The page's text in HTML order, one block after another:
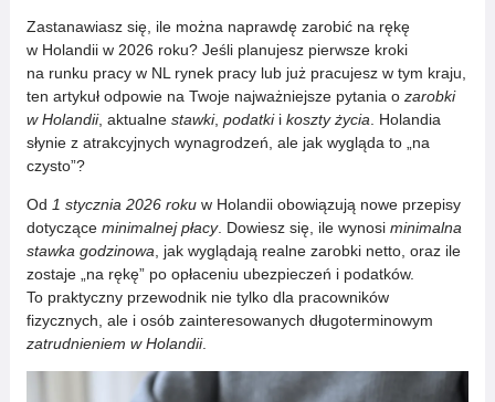
Zastanawiasz się, ile można naprawdę zarobić na rękę
w Holandii w 2026 roku? Jeśli planujesz pierwsze kroki
na runku pracy w NL rynek pracy lub już pracujesz w tym kraju,
ten artykuł odpowie na Twoje najważniejsze pytania o zarobki
w Holandii, aktualne stawki, podatkii koszty życia . Holandia
słynie z atrakcyjnych wynagrodzeń, ale jak wygląda to „na
czysto”?
Od 1 stycznia 2026 rokuw Holandii obowiązują nowe przepisy
dotyczące minimalnej płacy. Dowiesz się, ile wynosi minimalna
stawka godzinowa , jak wyglądają realne zarobki netto, oraz ile
zostaje „na rękę” po opłaceniu ubezpieczeń i podatków.
To praktyczny przewodnik nie tylko dla pracowników
fizycznych, ale i osób zainteresowanych długoterminowym
zatrudnieniem w Holandii.